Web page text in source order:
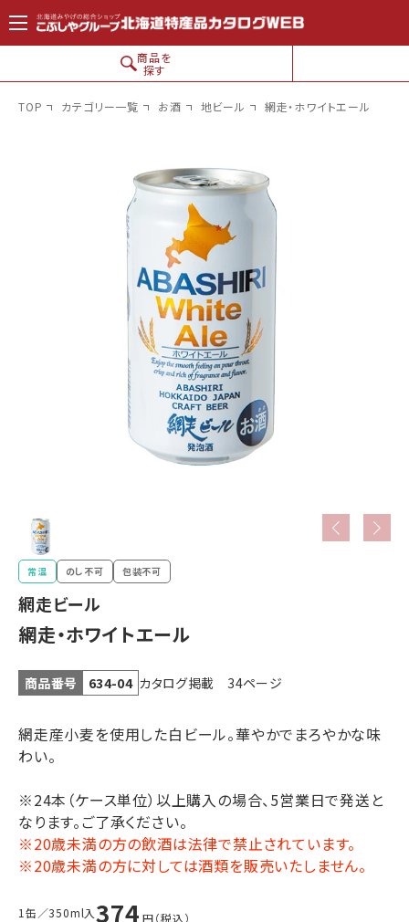
コンテン
ツに進
商品を
探す
TOP カテゴリー一覧 お酒 地ビール 網走・ホワイトエール
常温 のし不可 包装不可
網走ビール
網走・ホワイトエール
商品番号 634-04 カタログ掲載 34ページ
網走産小麦を使用した白ビール。華やかでまろやかな味
わい。
※24本（ケース単位）以上購入の場合、5営業日で発送と
なります。ご了承ください。
※20歳未満の方の飲酒は法律で禁止されています。
※20歳未満の方に対しては酒類を販売いたしません。
1缶／350ml入374 円（税込）